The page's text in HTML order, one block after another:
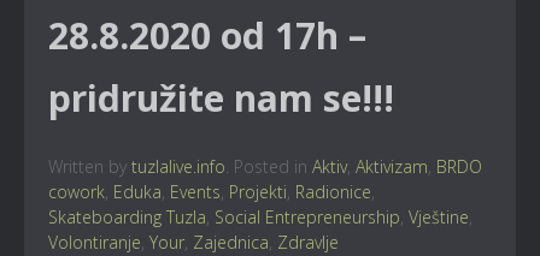
28.8.2020 od 17h –
pridružite nam se!!!
Written by tuzlalive.info. Posted in Aktiv, Aktivizam, BRDO
cowork, Eduka, Events, Projekti, Radionice,
Skateboarding Tuzla, Social Entrepreneurship, Vještine,
Volontiranje, Your, Zajednica, Zdravlje